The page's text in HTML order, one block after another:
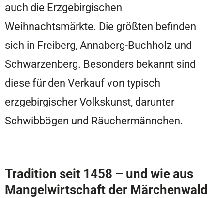
auch die Erzgebirgischen
Weihnachtsmärkte. Die größten befinden
sich in Freiberg, Annaberg-Buchholz und
Schwarzenberg. Besonders bekannt sind
diese für den Verkauf von typisch
erzgebirgischer Volkskunst, darunter
Schwibbögen und Räuchermännchen.
Tradition seit 1458 – und wie aus
Mangelwirtschaft der Märchenwald